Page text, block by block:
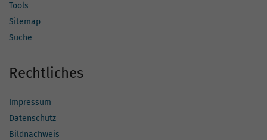
Tools
Sitemap
Suche
Rechtliches
Impressum
Datenschutz
Bildnachweis